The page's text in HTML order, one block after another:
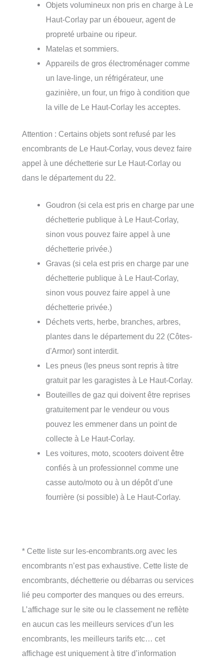
Objets volumineux non pris en charge à Le
Haut-Corlay par un éboueur, agent de
propreté urbaine ou ripeur.
Matelas et sommiers.
Appareils de gros électroménager comme
un lave-linge, un réfrigérateur, une
gazinière, un four, un frigo à condition que
la ville de Le Haut-Corlay les acceptes.
Attention : Certains objets sont refusé par les
encombrants de Le Haut-Corlay, vous devez faire
appel à une déchetterie sur Le Haut-Corlay ou
dans le département du 22.
Goudron (si cela est pris en charge par une
déchetterie publique à Le Haut-Corlay,
sinon vous pouvez faire appel à une
déchetterie privée.)
Gravas (si cela est pris en charge par une
déchetterie publique à Le Haut-Corlay,
sinon vous pouvez faire appel à une
déchetterie privée.)
Déchets verts, herbe, branches, arbres,
plantes dans le département du 22 (Côtes-
d'Armor) sont interdit.
Les pneus (les pneus sont repris à titre
gratuit par les garagistes à Le Haut-Corlay.
Bouteilles de gaz qui doivent être reprises
gratuitement par le vendeur ou vous
pouvez les emmener dans un point de
collecte à Le Haut-Corlay.
Les voitures, moto, scooters doivent être
confiés à un professionnel comme une
casse auto/moto ou à un dépôt d’une
fourrière (si possible) à Le Haut-Corlay.
* Cette liste sur les-encombrants.org avec les
encombrants n’est pas exhaustive. Cette liste de
encombrants, déchetterie ou débarras ou services
lié peu comporter des manques ou des erreurs.
L’affichage sur le site ou le classement ne reflète
en aucun cas les meilleurs services d’un les
encombrants, les meilleurs tarifs etc… cet
affichage est uniquement à titre d’information